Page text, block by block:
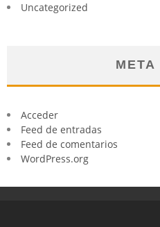
Uncategorized
META
Acceder
Feed de entradas
Feed de comentarios
WordPress.org